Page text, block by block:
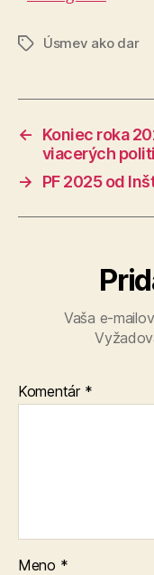
ZnačkyÚsmev ako dar
←
Koniec roka
viacerých
→
PF 2025 od
Vaša e-
Komentár *
Meno *